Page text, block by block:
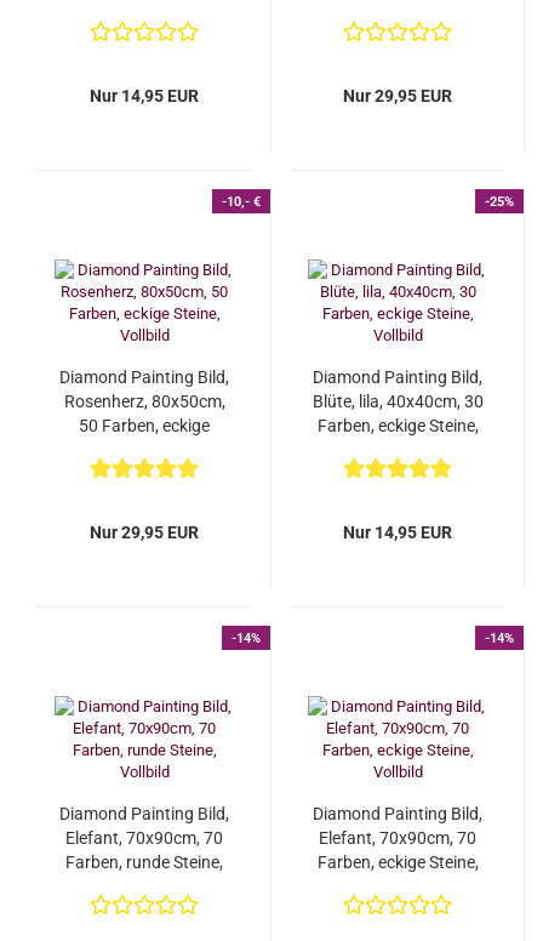
Nur 14,95 EUR Nur 29,95 EUR
-10,- €
Diamond Painting Bild,
Rosenherz, 80x50cm,
50 Farben, eckige
Nur 29,95 EUR
-25%
Diamond Painting Bild,
Blüte, lila, 40x40cm, 30
Farben, eckige Steine,
Nur 14,95 EUR
-14%
Diamond Painting Bild,
Elefant, 70x90cm, 70
Farben, runde Steine,
-14%
Diamond Painting Bild,
Elefant, 70x90cm, 70
Farben, eckige Steine,